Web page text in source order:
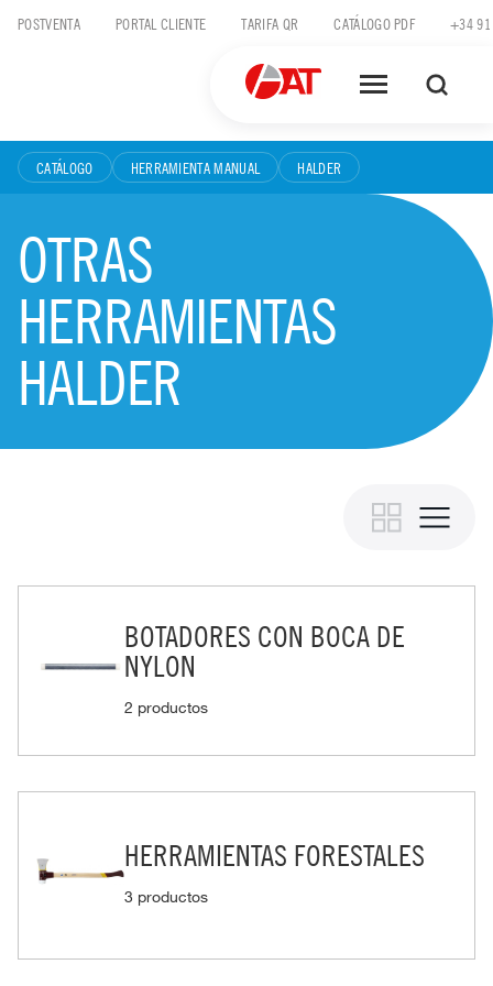
SkipPOSTVENTA PORTAL CLIENTE TARIFA QR CATÁLOGO PDF +34
CATÁLOGO HERRAMIENTA MANUAL HALDER
OTRAS
HERRAMIENTAS
HALDER
BOTADORES CON BOCA DE
NYLON
2 productos
HERRAMIENTAS FORESTALES
3 productos